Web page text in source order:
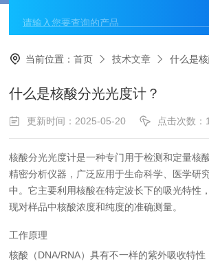
当前位置：首页 技术文章 什么是
什么是核酸分光光度计？
更新时间：2025-05-20 点击次数：
核酸分光光度计是一种专门用于检测和定量核
精密分析仪器，广泛应用于生命科学、医学研
中。它主要利用核酸在特定波长下的吸光特性
现对样品中核酸浓度和纯度的准确测量。
工作原理
核酸（DNA/RNA）具有不一样的紫外吸收特性